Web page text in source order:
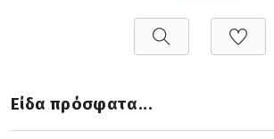
Είδα πρόσφατα...